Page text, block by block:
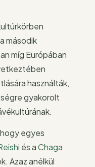
második
míg Európában
használták,
gyakorolt
egyes
és aChaga
Azaz anélkül